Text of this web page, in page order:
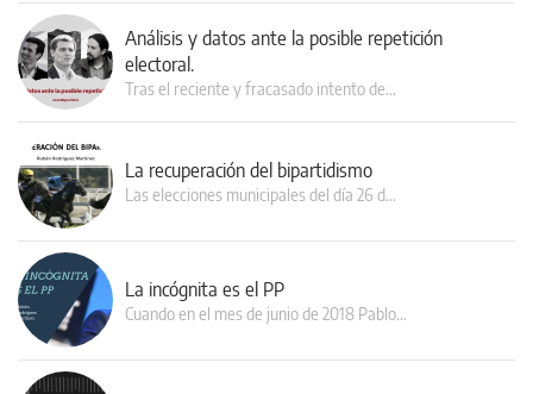
Análisis y datos ante la posible repetición
electoral.
Tras el reciente y fracasado intento de…
La recuperación del bipartidismo
Las elecciones municipales del día 26 d…
La incógnita es el PP
Cuando en el mes de junio de 2018 Pablo…